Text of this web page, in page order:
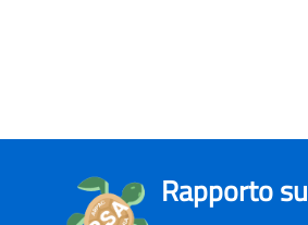
Rapporto